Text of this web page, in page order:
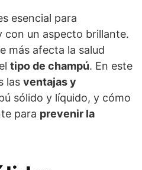
esencial para
con un aspecto brillante.
más afecta la salud
tipo de champú. En este
las ventajas y
sólido y líquido, y cómo
para prevenir la